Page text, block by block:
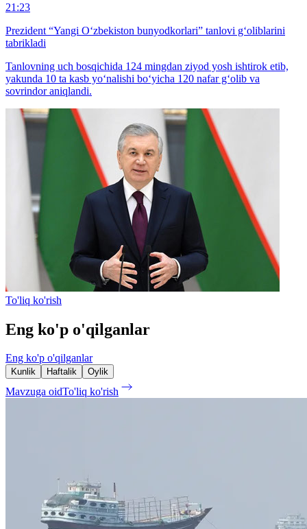
21:23
Prezident “Yangi O‘zbekiston bunyodkorlari” tanlovi g‘oliblarini
tabrikladi
Tanlovning uch bosqichida 124 mingdan ziyod yosh ishtirok etib,
yakunda 10 ta kasb yo‘nalishi bo‘yicha 120 nafar g‘olib va
sovrindor aniqlandi.
To'liq ko'rish
Eng ko'p o'qilganlar
Eng ko'p o'qilganlar
Kunlik Haftalik Oylik
Mavzuga oidTo'liq ko'rish